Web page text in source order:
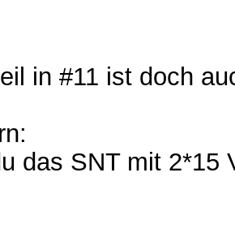
in #11 ist doch
das SNT mit 2*15